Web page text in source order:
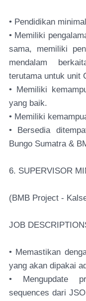
• Pendidikan
• Memiliki
sama, memiliki
mendalam
terutama untuk unit
• Memiliki
yang baik.
• Memiliki
• Bersedia
Bungo Sumatra &
6. SUPERVISOR
(BMB Project -
JOB
• Memastikan
yang akan dipakai
• Mengupdate
sequences dari